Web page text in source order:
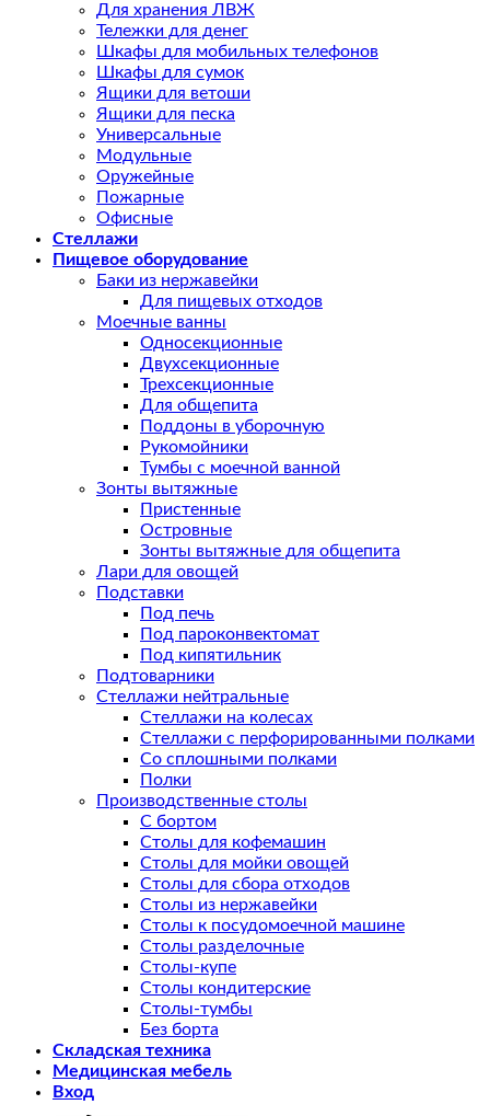
Для хранения ЛВЖ
Тележки для денег
Шкафы для мобильных телефонов
Шкафы для сумок
Ящики для ветоши
Ящики для песка
Универсальные
Модульные
Оружейные
Пожарные
Офисные
Стеллажи
Пищевое оборудование
Баки из нержавейки
Для пищевых отходов
Моечные ванны
Односекционные
Двухсекционные
Трехсекционные
Для общепита
Поддоны в уборочную
Рукомойники
Тумбы с моечной ванной
Зонты вытяжные
Пристенные
Островные
Зонты вытяжные для общепита
Лари для овощей
Подставки
Под печь
Под пароконвектомат
Под кипятильник
Подтоварники
Стеллажи нейтральные
Стеллажи на колесах
Стеллажи с перфорированными полками
Со сплошными полками
Полки
Производственные столы
С бортом
Столы для кофемашин
Столы для мойки овощей
Столы для сбора отходов
Столы из нержавейки
Столы к посудомоечной машине
Столы разделочные
Столы-купе
Столы кондитерские
Столы-тумбы
Без борта
Складская техника
Медицинская мебель
Вход